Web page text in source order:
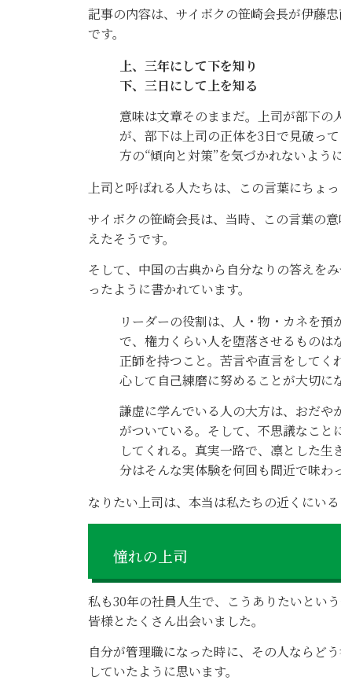
記事の内容は、サイボクの笹崎会長が伊藤
です。
上、三年にして下を知り
下、三日にして上を知る
意味は文章そのままだ。上司が部下の
が、部下は上司の正体を3日で見破っ
方の“傾向と対策”を気づかれないよう
上司と呼ばれる人たちは、この言葉にちょ
サイボクの笹崎会長は、当時、この言葉の
えたそうです。
そして、中国の古典から自分なりの答えを
ったように書かれています。
リーダーの役割は、人・物・カネを
で、権力くらい人を堕落させるものは
正師を持つこと。苦言や直言をしてく
心して自己練磨に努めることが大切に
謙虚に学んでいる人の大方は、おだや
がついている。そして、不思議なこ
してくれる。真実一路で、凛とした
分はそんな実体験を何回も間近で味わ
なりたい上司は、本当は私たちの近くにいる
憧れの上司
私も30年の社員人生で、こうありたいとい
皆様とたくさん出会いました。
自分が管理職になった時に、その人ならど
していたように思います。